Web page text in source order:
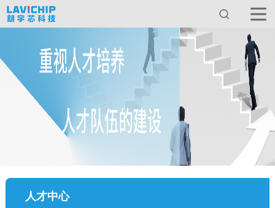
关于我们
服务与支持
人才中心